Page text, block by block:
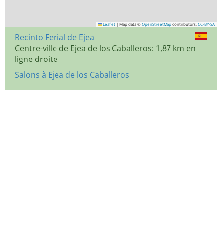
Leaflet | Map data © OpenStreetMap contributors, CC-BY-SA
Recinto Ferial de Ejea
Centre-ville de Ejea de los Caballeros: 1,87 km en
ligne droite
Salons à Ejea de los Caballeros